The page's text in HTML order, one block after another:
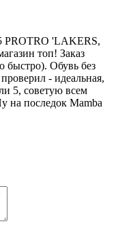
PROTRO 'LAKERS,
топ! Заказ
быстро). Обувь без
- идеальная,
5, советую всем
на последок Mamba